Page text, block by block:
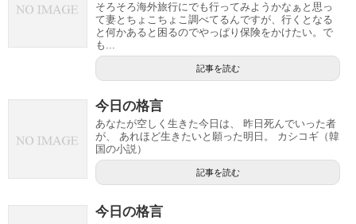
そろそろ海外旅行にでも行ってみようかなぁと思っ
て妻とちょこちょこ調べてるんですが、行くとなる
と何かあると困るのでやっぱり保険をかけたい。で
も...
記事を読む
今日の格言
あなたが空しく生きた今日は、 昨日死んでいった者
が、 あれほど生きたいと願った明日。 カシコギ（韓
国の小説）
記事を読む
今日の格言